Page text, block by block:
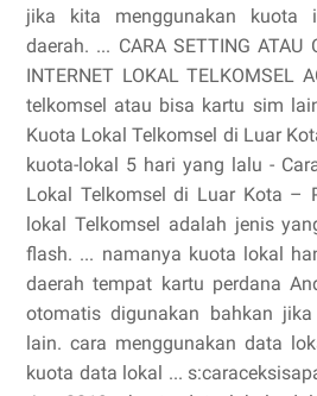
jika kita menggunakan kuota
daerah. ... CARA SETTING ATAU
INTERNET LOKAL TELKOMSEL
telkomsel atau bisa kartu sim
Kuota Lokal Telkomsel di Luar
kuota-lokal 5 hari yang lalu -
Lokal Telkomsel di Luar Kota –
lokal Telkomsel adalah jenis
flash. ... namanya kuota lokal
daerah tempat kartu perdana
otomatis digunakan bahkan
lain. cara menggunakan data
kuota data lokal ...